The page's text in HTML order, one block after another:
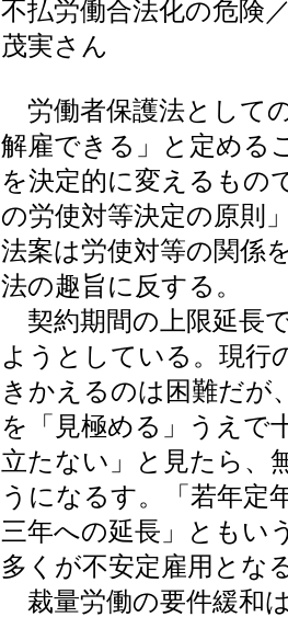
不払労働合法化の危険
茂実さん
労働者保護法として
解雇できる」と定める
を決定的に変えるもの
の労使対等決定の原則
法案は労使対等の関係
法の趣旨に反する。
契約期間の上限延長
ようとしている。現行
きかえるのは困難だが
を「見極める」うえで
立たない」と見たら、
うになるす。「若年定
三年への延長」ともい
多くが不安定雇用とな
裁量労働の要件緩和